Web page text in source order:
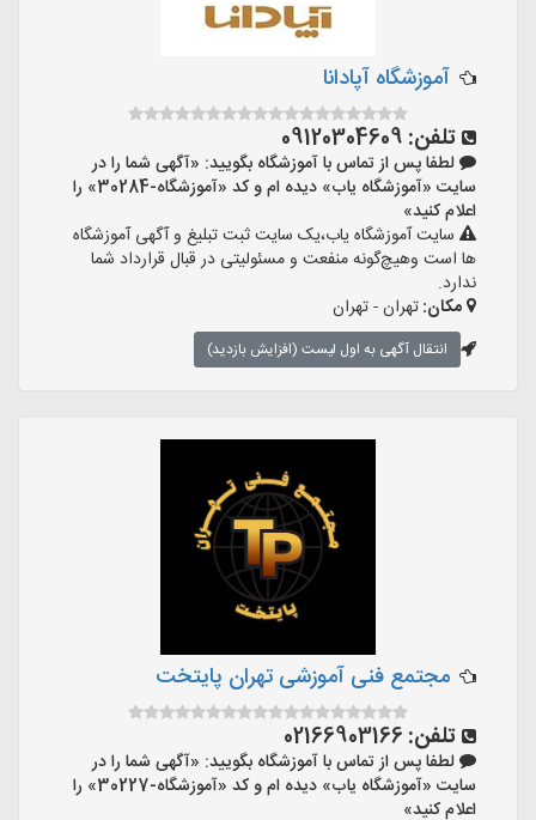
آموزشگاه آپادانا
تلفن: 09120304609
لطفا پس از تماس با آموزشگاه بگویید: «آگهی شما را در
سایت «آموزشگاه یاب» دیده ام و کد «آموزشگاه-30284» را
اعلام کنید»
سایت آموزشگاه یاب،یک سایت ثبت تبلیغ و آگهی آموزشگاه
ها است وهیچ‌گونه منفعت و مسئولیتی در قبال قرارداد شما
ندارد.
مکان:تهران - تهران
انتقال آگهی به اول لیست (افزایش بازدید)
مجتمع فنی آموزشی تهران پایتخت
تلفن: 02166903166
لطفا پس از تماس با آموزشگاه بگویید: «آگهی شما را در
سایت «آموزشگاه یاب» دیده ام و کد «آموزشگاه-30227» را
اعلام کنید»